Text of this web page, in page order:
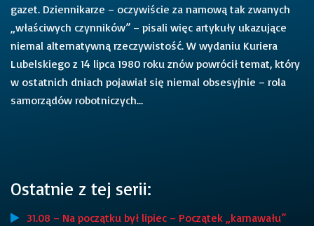
gazet. Dziennikarze – oczywiście za namową tak zwanych
„właściwych czynników” – pisali więc artykuły ukazujące
niemal alternatywną rzeczywistość. W wydaniu Kuriera
Lubelskiego z 14 lipca 1980 roku znów powrócił temat, który
w ostatnich dniach pojawiał się niemal obsesyjnie – rola
samorządów robotniczych…
Ostatnie z tej serii:
31.08 – Na początku był lipiec – Początek „karnawału”